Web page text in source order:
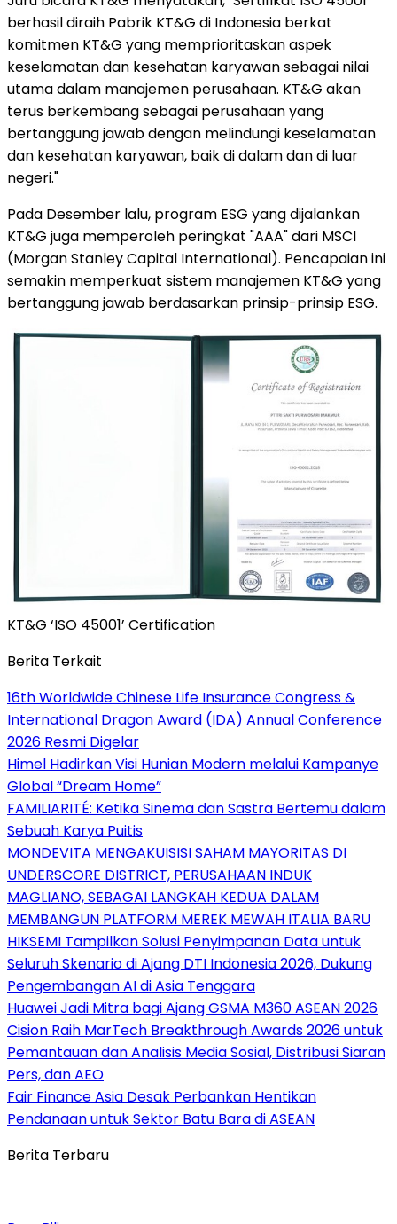
berhasil diraih Pabrik KT&G di Indonesia berkat
komitmen KT&G yang memprioritaskan aspek
keselamatan dan kesehatan karyawan sebagai nilai
utama dalam manajemen perusahaan. KT&G akan
terus berkembang sebagai perusahaan yang
bertanggung jawab dengan melindungi keselamatan
dan kesehatan karyawan, baik di dalam dan di luar
negeri."
Pada Desember lalu, program ESG yang dijalankan
KT&G juga memperoleh peringkat "AAA" dari MSCI
(Morgan Stanley Capital International). Pencapaian ini
semakin memperkuat sistem manajemen KT&G yang
bertanggung jawab berdasarkan prinsip-prinsip ESG.
KT&G ‘ISO 45001’ Certification
Berita Terkait
16th Worldwide Chinese Life Insurance Congress &
International Dragon Award (IDA) Annual Conference
2026 Resmi Digelar
Himel Hadirkan Visi Hunian Modern melalui Kampanye
Global “Dream Home”
FAMILIARITÉ: Ketika Sinema dan Sastra Bertemu dalam
Sebuah Karya Puitis
MONDEVITA MENGAKUISISI SAHAM MAYORITAS DI
UNDERSCORE DISTRICT, PERUSAHAAN INDUK
MAGLIANO, SEBAGAI LANGKAH KEDUA DALAM
MEMBANGUN PLATFORM MEREK MEWAH ITALIA BARU
HIKSEMI Tampilkan Solusi Penyimpanan Data untuk
Seluruh Skenario di Ajang DTI Indonesia 2026, Dukung
Pengembangan AI di Asia Tenggara
Huawei Jadi Mitra bagi Ajang GSMA M360 ASEAN 2026
Cision Raih MarTech Breakthrough Awards 2026 untuk
Pemantauan dan Analisis Media Sosial, Distribusi Siaran
Pers, dan AEO
Fair Finance Asia Desak Perbankan Hentikan
Pendanaan untuk Sektor Batu Bara di ASEAN
Berita Terbaru